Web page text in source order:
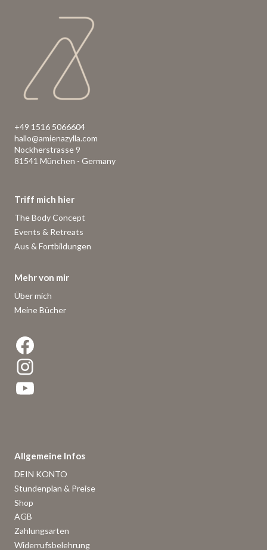
+49 1516 5066604
hallo@amienazylla.com
Nockherstrasse 9
81541 München - Germany
Triff mich hier
The Body Concept
Events & Retreats
Aus & Fortbildungen
Mehr von mir
Über mich
Meine Bücher
Facebook
Instagram
YouTube
Allgemeine Infos
DEIN KONTO
Stundenplan & Preise
Shop
AGB
Zahlungsarten
Widerrufsbelehrung